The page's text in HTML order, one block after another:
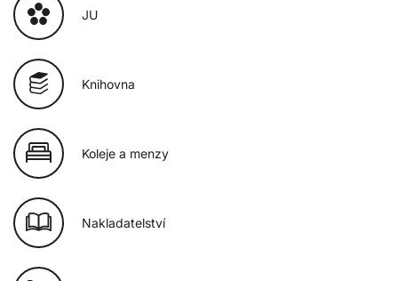
JU
Knihovna
Koleje a menzy
Nakladatelství